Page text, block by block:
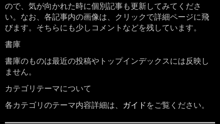
ので、気が向かれた時に個別記事も更新してみてくださ
い。なお、各記事内の画像は、クリックで詳細ページに飛
びます。そちらにも少しコメントなどを残しています。
書庫
書庫のものは最近の投稿やトップインデックスには反映し
ません。
カテゴリテーマについて
各カテゴリのテーマ内容詳細は、
ガイド をご覧ください。